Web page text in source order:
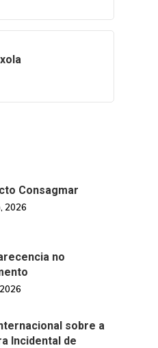
Consagmar
2026
no
sobre a
Incidental de